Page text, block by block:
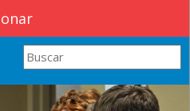
Search this site